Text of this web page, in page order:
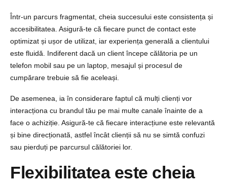
Într-un parcurs fragmentat, cheia succesului este consistența și
accesibilitatea. Asigură-te că fiecare punct de contact este
optimizat și ușor de utilizat, iar experiența generală a clientului
este fluidă. Indiferent dacă un client începe călătoria pe un
telefon mobil sau pe un laptop, mesajul și procesul de
cumpărare trebuie să fie aceleași.
De asemenea, ia în considerare faptul că mulți clienți vor
interacționa cu brandul tău pe mai multe canale înainte de a
face o achiziție. Asigură-te că fiecare interacțiune este relevantă
și bine direcționată, astfel încât clienții să nu se simtă confuzi
sau pierduți pe parcursul călătoriei lor.
Flexibilitatea este cheia